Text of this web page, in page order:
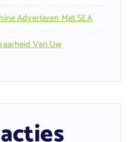
Adverteren Met SEA
Van Uw